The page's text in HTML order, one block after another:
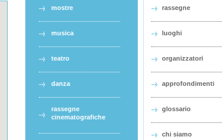
mostre
musica
teatro
danza
rassegne
cinematografiche
rassegne
luoghi
organizzatori
approfondimenti
glossario
chi siamo